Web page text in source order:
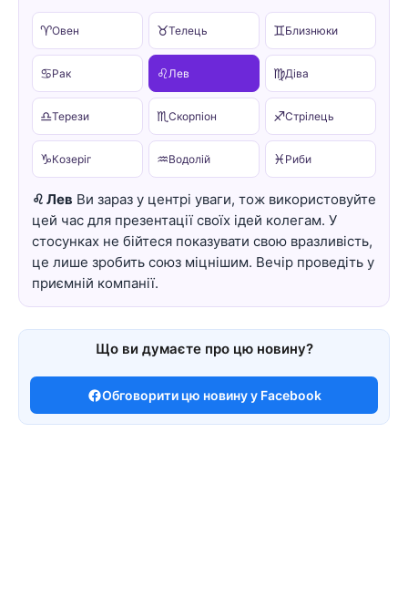
♈Овен ♉Телець ♊Близнюки
♋Рак ♌ Лев ♍Діва
♎Терези ♏Скорпіон ♐Стрілець
♑Козеріг ♒Водолій ♓ Риби
♌ Лев Ви зараз у центрі уваги, тож використовуйте
цей час для презентації своїх ідей колегам. У
стосунках не бійтеся показувати свою вразливість,
це лише зробить союз міцнішим. Вечір проведіть у
приємній компанії.
Що ви думаєте про цю новину?
Обговорити цю новину у Facebook